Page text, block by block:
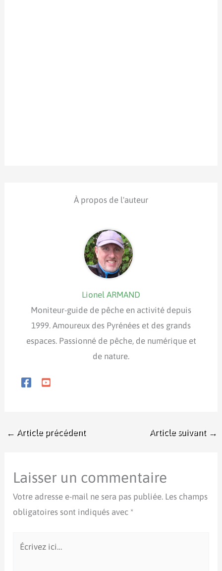
À propos de l'auteur
Lionel ARMAND
Moniteur-guide de pêche en activité depuis
1999. Amoureux des Pyrénées et des grands
espaces. Passionné de pêche, de numérique et
de nature.
← Article précédent Article suivant →
Laisser un commentaire
Votre adresse e-mail ne sera pas publiée. Les champs
obligatoires sont indiqués avec *